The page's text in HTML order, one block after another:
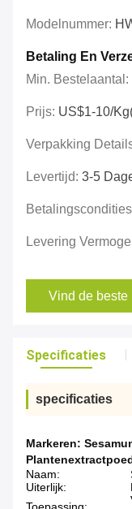
Modelnummer:
Betaling En
Min. Bestelaantal:
Prijs: US$1-10/
Verpakking
Levertijd: 3-5
Levering
Vind de beste
Specificaties
specificaties
Markeren:
Naam:
Uiterlijk: